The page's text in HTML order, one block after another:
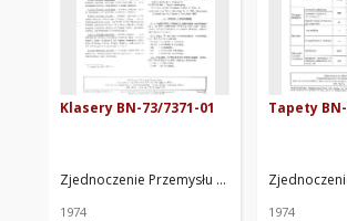
Klasery BN-73/7371-01
Zjednoczenie Przemysłu Papierniczego.
1974
Tapety
1974